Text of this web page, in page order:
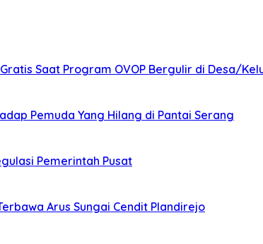
Saat Program OVOP Bergulir di Desa/
Pemuda Yang Hilang di Pantai Serang
Pemerintah Pusat
Arus Sungai Cendit Plandirejo